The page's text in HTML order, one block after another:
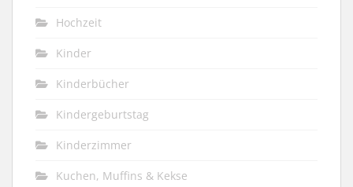
Hochzeit
Kinder
Kinderbücher
Kindergeburtstag
Kinderzimmer
Kuchen, Muffins & Kekse